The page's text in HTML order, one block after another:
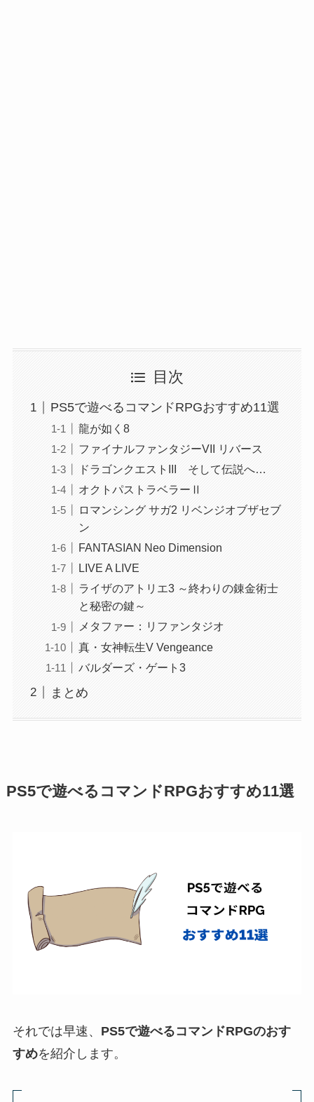
目次
PS5で遊べるコマンドRPGおすすめ11選
龍が如く8
ファイナルファンタジーVII リバース
ドラゴンクエストIII そして伝説へ…
オクトパストラベラーⅡ
ロマンシング サガ2 リベンジオブザセブ
ン
FANTASIAN Neo Dimension
LIVE A LIVE
ライザのアトリエ3 ～終わりの錬金術士
と秘密の鍵～
メタファー：リファンタジオ
真・女神転生V Vengeance
バルダーズ・ゲート3
まとめ
PS5で遊べるコマンドRPGおすすめ11選
それでは早速、 PS5で遊べるコマンドRPGのおす
すめを紹介します。